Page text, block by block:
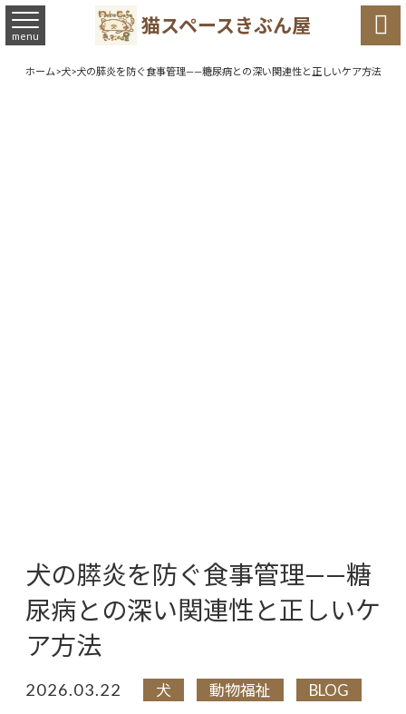
猫スペースきぶん屋
menu 
ホーム>犬>犬の膵炎を防ぐ食事管理——糖尿病との深い関連性と正しいケア方法
犬の膵炎を防ぐ食事管理——糖
尿病との深い関連性と正しいケ
ア方法
2026.03.22 犬 動物福祉 BLOG